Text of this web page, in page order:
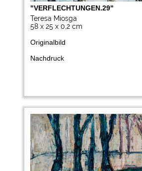
"VERFLECHTUNGEN.29"
Teresa Miosga
58 x 25 x 0,2 cm
Originalbild
Nachdruck